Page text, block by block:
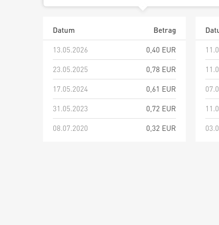
Datum
Betrag
13.05.2026
0,40 EUR
23.05.2025
0,78 EUR
17.05.2024
0,61 EUR
31.05.2023
0,72 EUR
08.07.2020
0,32 EUR